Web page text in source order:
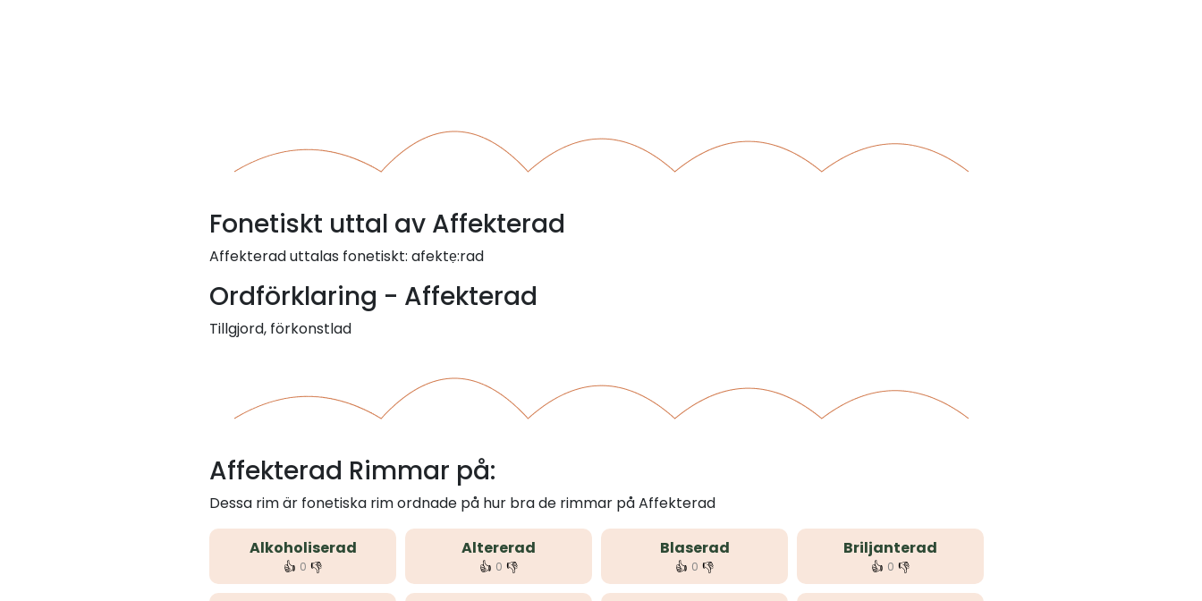
Fonetiskt uttal av Affekterad
Affekterad uttalas fonetiskt: afektẹ:rad
Ordförklaring - Affekterad
Tillgjord, förkonstlad
Affekterad Rimmar på:
Dessa rim är fonetiska rim ordnade på hur bra de rimmar på Affekterad
Alkoholiserad
👍 0 👎
Altererad
👍 0 👎
Blaserad
👍 0 👎
Briljanterad
👍 0 👎